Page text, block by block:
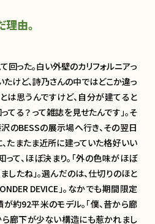
由。
った。白い外壁のカリフォルニアっ
けど、詩乃さんの中ではどこか違っ
は思うんですけど、自分が建てると
てる？ って雑誌を見せたんです」。そ
のBESSの展示場へ行き、その翌日
たまたま近所に建っていた格好いい
て、ほぼ決まり。「外の色味がほぼ
したね」。選んだのは、仕切りのほと
DEVICE」。なかでも期間限定
約92平米のモデル。「僕、昔から廊
ら廊下が少ない構造にも惹かれまし